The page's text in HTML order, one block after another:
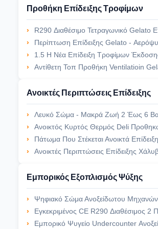
Προθήκη Επίδειξης Τροφίμων
R290 Διαθέσιμο Τετραγωνικό Gelato Επίδειξη Περίπτωση Ελαφριά Γρήγορη
Περίπτωση Επίδειξης Gelato - Αερόψυξη - Τηγάνια 2 Στρωμάτων 5L - Εκτός Από Την
1.5 Η Νέα Επίδειξη Τροφίμων Έκδοσης Δεν Επιδεικνύει Καμία Συγκόλληση, R290
Αντίθετη Τοπ Προθήκη Ventilatioin Gelato Που Δροσίζει -16 Έως -20 Το
Ανοικτές Περιπτώσεις Επίδειξης
Λευκό Σώμα - Μακρά Ζωή 2 Έως 6 Βαθμού Ανοικτά Επίδειξης Ραφιών
Ανοικτός Κυρτός Θερμός Deli Προθηκών Μπροστινός Χειρωνακτικός Υγραντής
Πάτωμα Που Στέκεται Ανοικτά Επίδειξης Ανοικτά Θερμότερα 3 Ράφια Αυτοεξυπηρετήσεων
Ανοικτές Περιπτώσεις Επίδειξης Χάλυβα Stanless, Κατακόρυφα Ανοικτή Πιό
Εμπορικός Εξοπλισμός Ψύξης
Ψηφιακό Σώμα Ανοξείδωτου Μηχανών Καφέ Αντιστοιχιών
Εγκεκριμένος CE R290 Διαθέσιμος 2 Πορτών Εμπορικός Εξοπλισμός Ψύξης
Εμπορικό Ψυγείο Undercounter Ανοξείδωτου Εξοπλισμού Ψύξης